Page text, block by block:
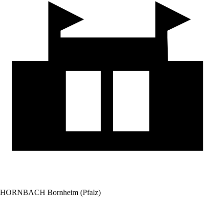
HORNBACH Bornheim (Pfalz)